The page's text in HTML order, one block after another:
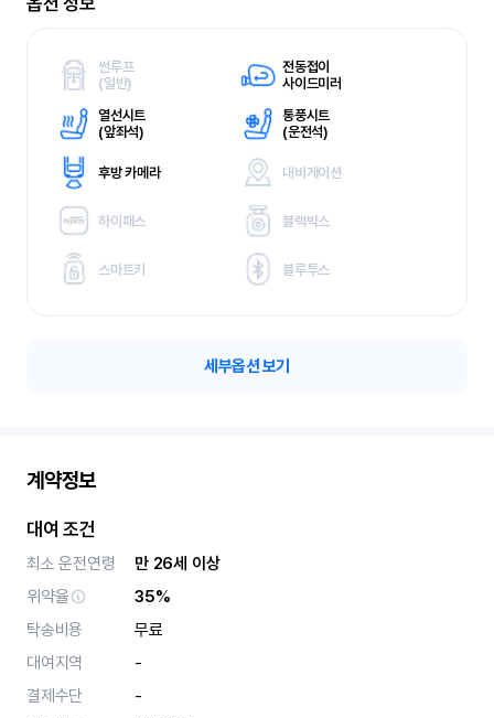
썬루프
(일반)
전동접이
사이드미러
열선시트
(앞좌석)
통풍시트
(운전석)
후방 카메라 내비게이션
하이패스 블랙박스
스마트키 블루투스
세부옵션 보기
계약정보
대여 조건
최소 운전연령
만 26세 이상
위약율
35%
탁송비용
무료
대여지역
-
결제수단
-